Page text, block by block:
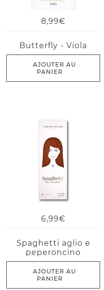
8,99€
Butterfly - Viola
AJOUTER AU
PANIER
6,99€
Spaghetti aglio e
peperoncino
AJOUTER AU
PANIER